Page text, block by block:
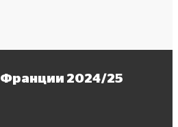
2024/25